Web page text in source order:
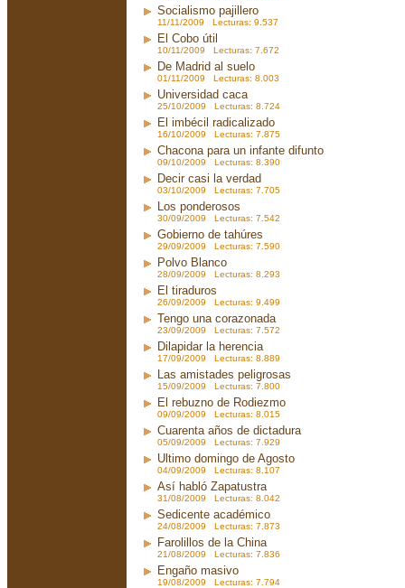
Socialismo pajillero
11/11/2009 Lecturas: 9.537
El Cobo útil
10/11/2009 Lecturas: 7.672
De Madrid al suelo
01/11/2009 Lecturas: 8.003
Universidad caca
25/10/2009 Lecturas: 8.724
El imbécil radicalizado
16/10/2009 Lecturas: 7.875
Chacona para un infante difunto
09/10/2009 Lecturas: 8.390
Decir casi la verdad
03/10/2009 Lecturas: 7.705
Los ponderosos
30/09/2009 Lecturas: 7.542
Gobierno de tahúres
29/09/2009 Lecturas: 7.590
Polvo Blanco
28/09/2009 Lecturas: 8.293
El tiraduros
26/09/2009 Lecturas: 9.499
Tengo una corazonada
23/09/2009 Lecturas: 7.572
Dilapidar la herencia
17/09/2009 Lecturas: 8.889
Las amistades peligrosas
15/09/2009 Lecturas: 7.800
El rebuzno de Rodiezmo
09/09/2009 Lecturas: 8.015
Cuarenta años de dictadura
05/09/2009 Lecturas: 7.929
Ultimo domingo de Agosto
04/09/2009 Lecturas: 8.107
Así habló Zapatustra
31/08/2009 Lecturas: 8.042
Sedicente académico
24/08/2009 Lecturas: 7.873
Farolillos de la China
21/08/2009 Lecturas: 7.836
Engaño masivo
19/08/2009 Lecturas: 7.794